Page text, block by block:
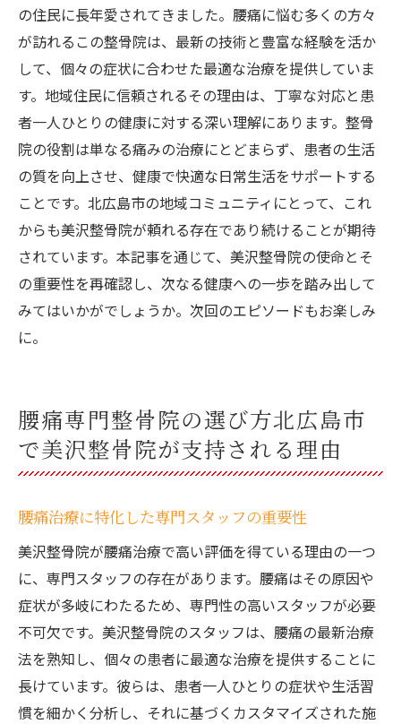
の住民に長年愛されてきました。腰痛に悩む多くの方々
が訪れるこの整骨院は、最新の技術と豊富な経験を活か
して、個々の症状に合わせた最適な治療を提供していま
す。地域住民に信頼されるその理由は、丁寧な対応と患
者一人ひとりの健康に対する深い理解にあります。整骨
院の役割は単なる痛みの治療にとどまらず、患者の生活
の質を向上させ、健康で快適な日常生活をサポートする
ことです。北広島市の地域コミュニティにとって、これ
からも美沢整骨院が頼れる存在であり続けることが期待
されています。本記事を通じて、美沢整骨院の使命とそ
の重要性を再確認し、次なる健康への一歩を踏み出して
みてはいかがでしょうか。次回のエピソードもお楽しみ
に。
腰痛専門整骨院の選び方北広島市
で美沢整骨院が支持される理由
腰痛治療に特化した専門スタッフの重要性
美沢整骨院が腰痛治療で高い評価を得ている理由の一つ
に、専門スタッフの存在があります。腰痛はその原因や
症状が多岐にわたるため、専門性の高いスタッフが必要
不可欠です。美沢整骨院のスタッフは、腰痛の最新治療
法を熟知し、個々の患者に最適な治療を提供することに
長けています。彼らは、患者一人ひとりの症状や生活習
慣を細かく分析し、それに基づくカスタマイズされた施